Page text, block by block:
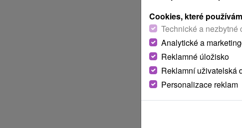
Cookies, které
Technické a nezbytné
Analytické a
Reklamné úložisko
Reklamní uživatelská
Personalizace reklam